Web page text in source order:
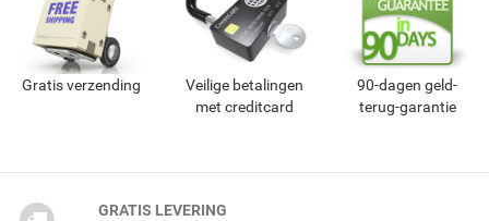
Gratis verzending
Veilige betalingen
met creditcard
90-dagen geld-
terug-garantie
GRATIS LEVERING